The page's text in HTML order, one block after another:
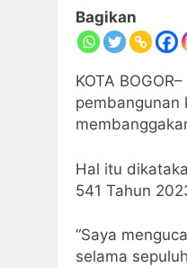
Bagikan
KOTA
pembangunan
Hal itu
541 Tahun
“Saya
selama